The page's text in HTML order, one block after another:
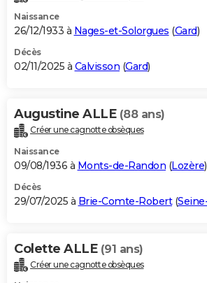
Naissance
26/12/1933 à Nages-et-Solorgues (Gard)
Décès
02/11/2025 à Calvisson (Gard)
Augustine ALLE (88 ans)
Créer une cagnotte obsèques
Naissance
09/08/1936 à Monts-de-Randon (Lozère)
Décès
29/07/2025 à Brie-Comte-Robert(
Colette ALLE (91 ans)
Créer une cagnotte obsèques